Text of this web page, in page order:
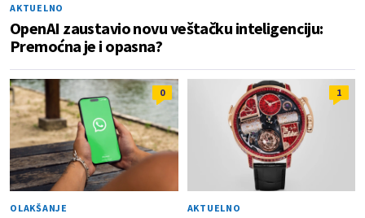
AKTUELNO
OpenAI zaustavio novu veštačku inteligenciju:
Premoćna je i opasna?
0
OLAKŠANJE
1
AKTUELNO